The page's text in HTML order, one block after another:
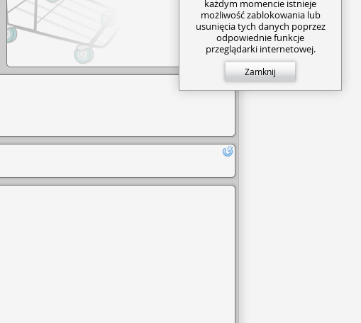
każdym momencie istnieje
możliwość zablokowania lub
usunięcia tych danych poprzez
odpowiednie funkcje
przeglądarki internetowej.
Zamknij